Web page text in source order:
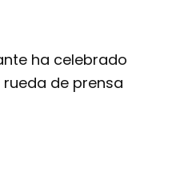
ha celebrado
de prensa